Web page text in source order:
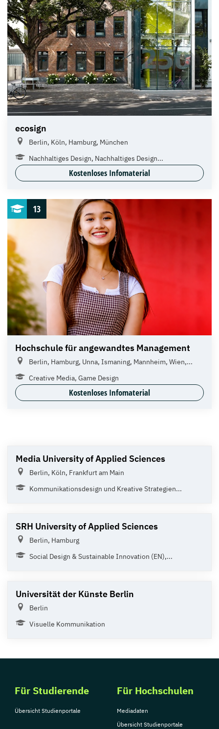
ecosign
Berlin, Köln, Hamburg, München
Nachhaltiges Design, Nachhaltiges Design...
Kostenloses Infomaterial
13
Hochschule für angewandtes Management
Berlin, Hamburg, Unna, Ismaning, Mannheim, Wien,...
Creative Media, Game Design
Kostenloses Infomaterial
Media University of Applied Sciences
Berlin, Köln, Frankfurt am Main
Kommunikationsdesign und Kreative Strategien...
SRH University of Applied Sciences
Berlin, Hamburg
Social Design & Sustainable Innovation (EN),...
Universität der Künste Berlin
Berlin
Visuelle Kommunikation
Für Studierende
Übersicht Studienportale
Für Hochschulen
Mediadaten
Übersicht Studienportale